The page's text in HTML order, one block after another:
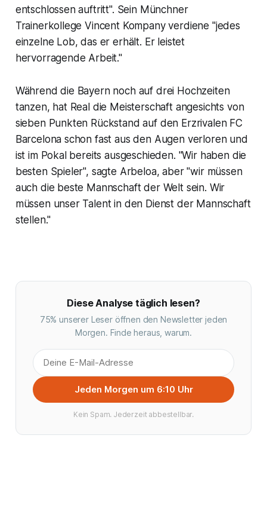
entschlossen auftritt". Sein Münchner
Trainerkollege Vincent Kompany verdiene "jedes
einzelne Lob, das er erhält. Er leistet
hervorragende Arbeit."
Während die Bayern noch auf drei Hochzeiten
tanzen, hat Real die Meisterschaft angesichts von
sieben Punkten Rückstand auf den Erzrivalen FC
Barcelona schon fast aus den Augen verloren und
ist im Pokal bereits ausgeschieden. "Wir haben die
besten Spieler", sagte Arbeloa, aber "wir müssen
auch die beste Mannschaft der Welt sein. Wir
müssen unser Talent in den Dienst der Mannschaft
stellen."
Diese Analyse täglich lesen?
75% unserer Leser öffnen den Newsletter jeden
Morgen. Finde heraus, warum.
Jeden Morgen um 6:10 Uhr
Kein Spam. Jederzeit abbestellbar.